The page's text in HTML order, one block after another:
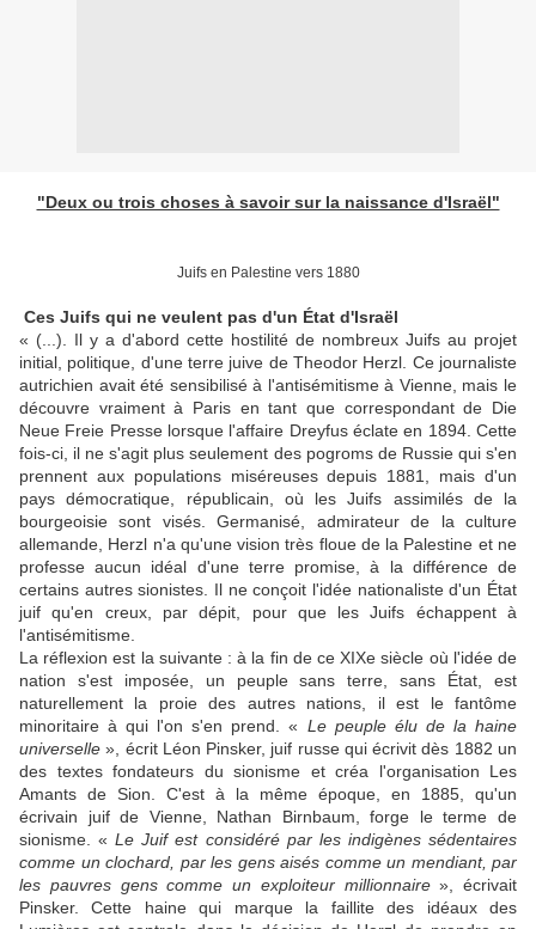
"Deux ou trois choses à savoir sur la naissance d'Israël"
Juifs en Palestine vers 1880
Ces Juifs qui ne veulent pas d'un État d'Israël
« (...). Il y a d'abord cette hostilité de nombreux Juifs au projet
initial, politique, d'une terre juive de Theodor Herzl. Ce journaliste
autrichien avait été sensibilisé à l'antisémitisme à Vienne, mais le
découvre vraiment à Paris en tant que correspondant de Die
Neue Freie Presse lorsque l'affaire Dreyfus éclate en 1894. Cette
fois-ci, il ne s'agit plus seulement des pogroms de Russie qui s'en
prennent aux populations miséreuses depuis 1881, mais d'un
pays démocratique, républicain, où les Juifs assimilés de la
bourgeoisie sont visés. Germanisé, admirateur de la culture
allemande, Herzl n'a qu'une vision très floue de la Palestine et ne
professe aucun idéal d'une terre promise, à la différence de
certains autres sionistes. Il ne conçoit l'idée nationaliste d'un État
juif qu'en creux, par dépit, pour que les Juifs échappent à
l'antisémitisme.
La réflexion est la suivante : à la fin de ce XIXe siècle où l'idée de
nation s'est imposée, un peuple sans terre, sans État, est
naturellement la proie des autres nations, il est le fantôme
minoritaire à qui l'on s'en prend. « Le peuple élu de la haine
universelle », écrit Léon Pinsker, juif russe qui écrivit dès 1882 un
des textes fondateurs du sionisme et créa l'organisation Les
Amants de Sion. C'est à la même époque, en 1885, qu'un
écrivain juif de Vienne, Nathan Birnbaum, forge le terme de
sionisme. «Le Juif est considéré par les indigènes sédentaires
comme un clochard, par les gens aisés comme un mendiant, par
les pauvres gens comme un exploiteur millionnaire», écrivait
Pinsker. Cette haine qui marque la faillite des idéaux des